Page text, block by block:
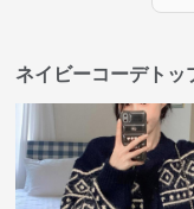
ネイビーコーデトッ